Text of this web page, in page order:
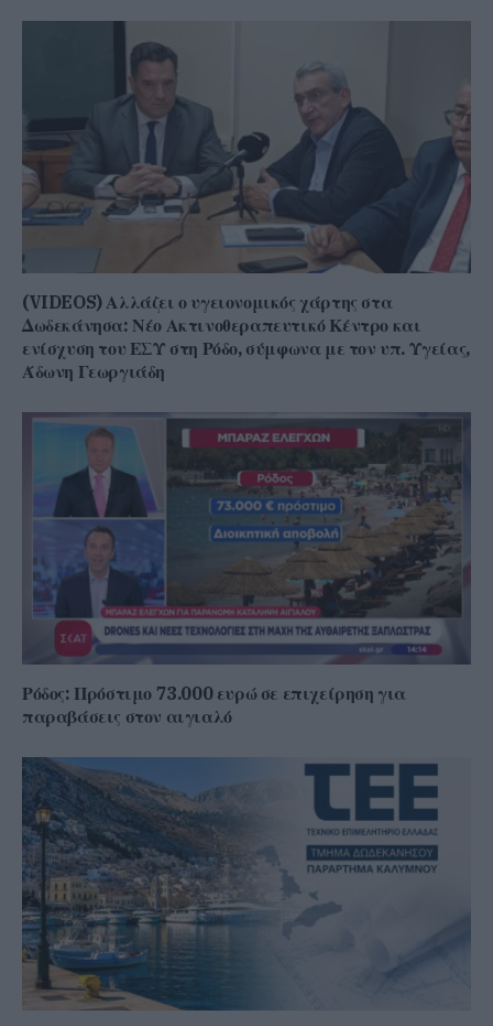
(VIDEOS) Αλλάζει ο υγειονομικός χάρτης στα
Δωδεκάνησα: Νέο Ακτινοθεραπευτικό Κέντρο και
ενίσχυση του ΕΣΥ στη Ρόδο, σύμφωνα με τον υπ. Υγείας,
Άδωνη Γεωργιάδη
Ρόδος: Πρόστιμο 73.000 ευρώ σε επιχείρηση για
παραβάσεις στον αιγιαλό